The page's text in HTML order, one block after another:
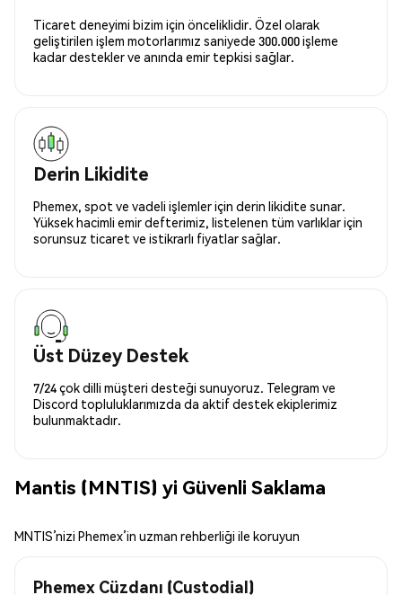
Ticaret deneyimi bizim için önceliklidir. Özel olarak
geliştirilen işlem motorlarımız saniyede 300.000 işleme
kadar destekler ve anında emir tepkisi sağlar.
Derin Likidite
Phemex, spot ve vadeli işlemler için derin likidite sunar.
Yüksek hacimli emir defterimiz, listelenen tüm varlıklar için
sorunsuz ticaret ve istikrarlı fiyatlar sağlar.
Üst Düzey Destek
7/24 çok dilli müşteri desteği sunuyoruz. Telegram ve
Discord topluluklarımızda da aktif destek ekiplerimiz
bulunmaktadır.
Mantis (MNTIS) yi Güvenli Saklama
MNTIS’nizi Phemex’in uzman rehberliği ile koruyun
Phemex Cüzdanı (Custodial)